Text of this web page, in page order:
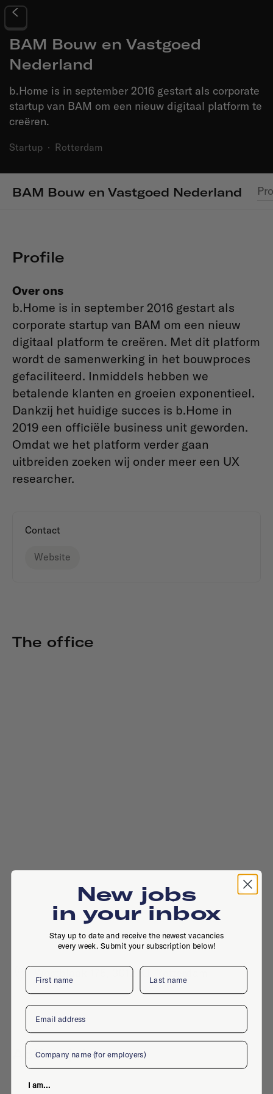
BAM Bouw en Vastgoed
Nederland
b.Home is in september 2016 gestart als corporate
startup van BAM om een nieuw digitaal platform te
creëren.
Startup · Rotterdam
BAM Bouw en Vastgoed Nederland
Profile
Over ons
b.Home is in september 2016 gestart als
corporate startup van BAM om een nieuw
digitaal platform te creëren. Met dit platform
wordt de samenwerking in het bouwproces
gefaciliteerd. Inmiddels hebben we
betalende klanten en groeien exponentieel.
Dankzij het huidige succes is b.Home in
2019 een officiële business unit geworden.
Omdat we het platform verder gaan
uitbreiden zoeken wij onder meer een UX
researcher.
Contact
Website
The office
Westblaak 175, 3012 KJ, Rotterdam
Active jobs
New jobs
in your inbox
Stay up to date and receive the newest vacancies
every week. Submit your subscription below!
First name Last name
Email
Company
I am...